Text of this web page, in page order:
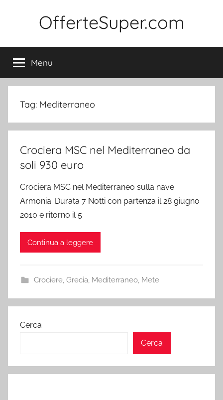
OfferteSuper.com
Menu
Tag: Mediterraneo
Crociera MSC nel Mediterraneo da
soli 930 euro
Crociera MSC nel Mediterraneo sulla nave
Armonia. Durata 7 Notti con partenza il 28 giugno
2010 e ritorno il 5
Continua a leggere
Crociere, Grecia, Mediterraneo, Mete
Cerca
Cerca